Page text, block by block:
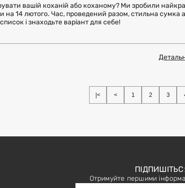
вашій коханій або коханому? Ми зробили
на 14 лютого. Час, проведений разом, стильна сумка
і знаходьте варіант для себе!
|< < 1 2 3
Отримуйте першими